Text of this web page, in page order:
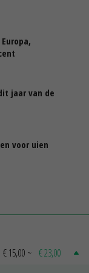
jaar van de
voor uien
€ 15,00 ~ € 23,00